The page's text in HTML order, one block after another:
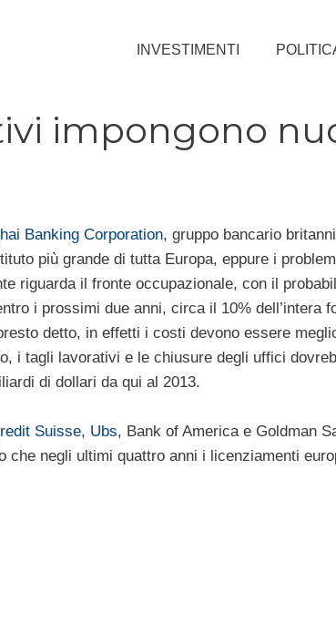
INVESTIMENTI
impongono
Banking Corporation, gruppo bancario
più grande di tutta Europa, eppure i
riguarda il fronte occupazionale, con il
i prossimi due anni, circa il 10% dell’intera
detto, in effetti i costi devono essere
i tagli lavorativi e le chiusure degli uffici
di dollari da qui al 2013.
Suisse, Ubs, Bank of America e Goldman
negli ultimi quattro anni i licenziamenti